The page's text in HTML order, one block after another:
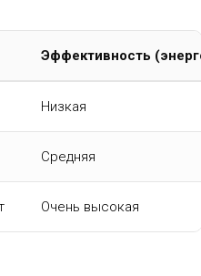
Эффективность
Низкая
Средняя
Очень высокая